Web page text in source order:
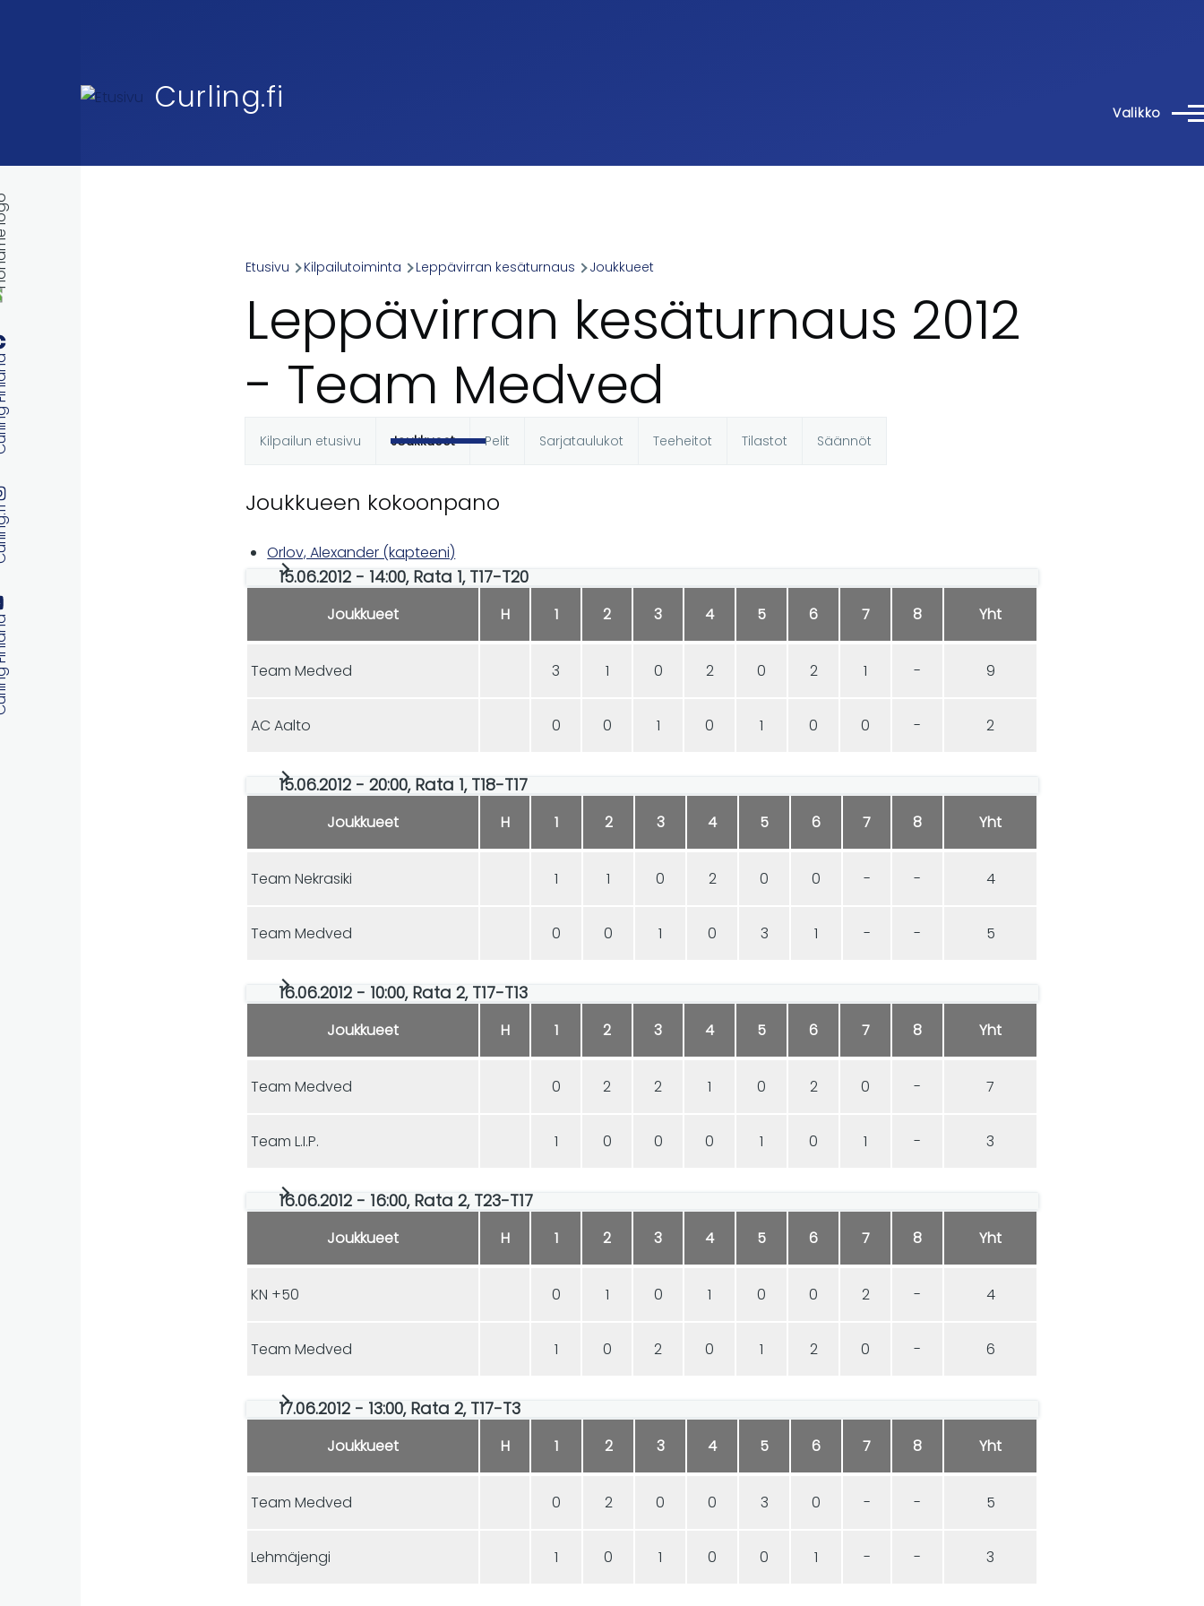
Curling.fi Valikko
Breadcrumb
Etusivu Kilpailutoiminta Leppävirran kesäturnaus Joukkueet
Leppävirran kesäturnaus 2012
- Team Medved
välilehdet
Kilpailun etusivu Joukkueet Pelit Sarjataulukot Teeheitot Tilastot Säännöt
Joukkueen kokoonpano
Orlov, Alexander (kapteeni)
15.06.2012 - 14:00, Rata 1, T17-T20
Joukkueet H 1 2 3 4 5 6 7 8 Yht
Team Medved 3 1 0 2 0 2 1 - 9
AC Aalto 0 0 1 0 1 0 0 - 2
15.06.2012 - 20:00, Rata 1, T18-T17
Joukkueet H 1 2 3 4 5 6 7 8 Yht
Team Nekrasiki 1 1 0 2 0 0 - - 4
Team Medved 0 0 1 0 3 1 - - 5
16.06.2012 - 10:00, Rata 2, T17-T13
Joukkueet H 1 2 3 4 5 6 7 8 Yht
Team Medved 0 2 2 1 0 2 0 - 7
Team L.I.P. 1 0 0 0 1 0 1 - 3
16.06.2012 - 16:00, Rata 2, T23-T17
Joukkueet H 1 2 3 4 5 6 7 8 Yht
KN +50 0 1 0 1 0 0 2 - 4
Team Medved 1 0 2 0 1 2 0 - 6
17.06.2012 - 13:00, Rata 2, T17-T3
Joukkueet H 1 2 3 4 5 6 7 8 Yht
Team Medved 0 2 0 0 3 0 - - 5
Lehmäjengi 1 0 1 0 0 1 - - 3